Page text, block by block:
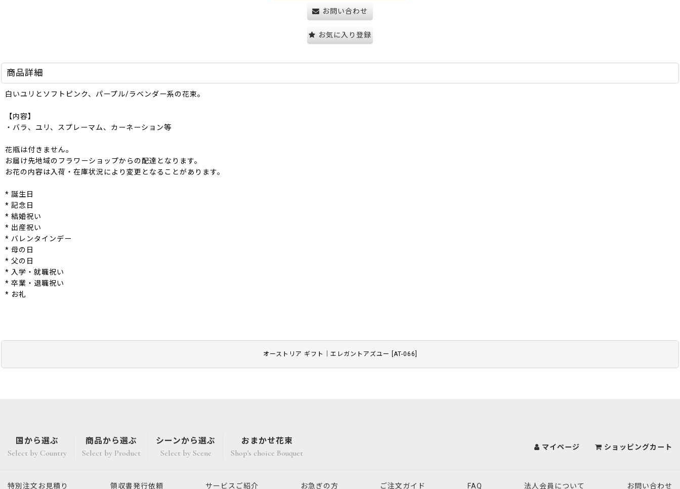
オーストリア ギフト｜エレガントアズユー AT-066
お問い合わせ
お気に入り登録
商品詳細
白いユリとソフトピンク、パープル/ラベンダー系の花束。
【内容】
・バラ、ユリ、スプレーマム、カーネーション等
花瓶は付きません。
お届け先地域のフラワーショップからの配達となります。
お花の内容は入荷・在庫状況により変更となることがあります。
* 誕生日
* 記念日
* 結婚祝い
* 出産祝い
* バレンタインデー
* 母の日
* 父の日
* 入学・就職祝い
* 卒業・退職祝い
* お礼
国から選ぶ
Select by Country
商品から選ぶ
Select by Product
シーンから選ぶ
Select by Scene
おまかせ花束
Shop's choice Bouquet
マイページ ショッピングカート
特別注文 お見積り 領収書発行依頼 サービスご紹介 お急ぎの方 ご注文ガイド FAQ 法人会員について お問い合わせ